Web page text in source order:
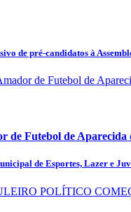
de pré-candidatos à
de Futebol de Aparecida
de Esportes, Lazer e